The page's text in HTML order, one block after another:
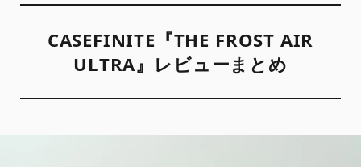
CASEFINITE『THE FROST AIR
ULTRA』レビューまとめ